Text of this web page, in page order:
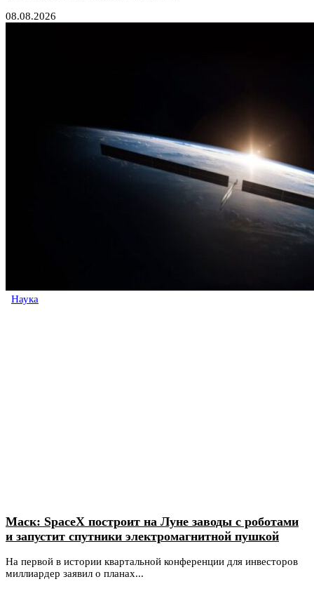
08.08.2026
Наука
Маск: SpaceX построит на Луне заводы с роботами
и запустит спутники электромагнитной пушкой
На первой в истории квартальной конференции для инвесторов
миллиардер заявил о планах...